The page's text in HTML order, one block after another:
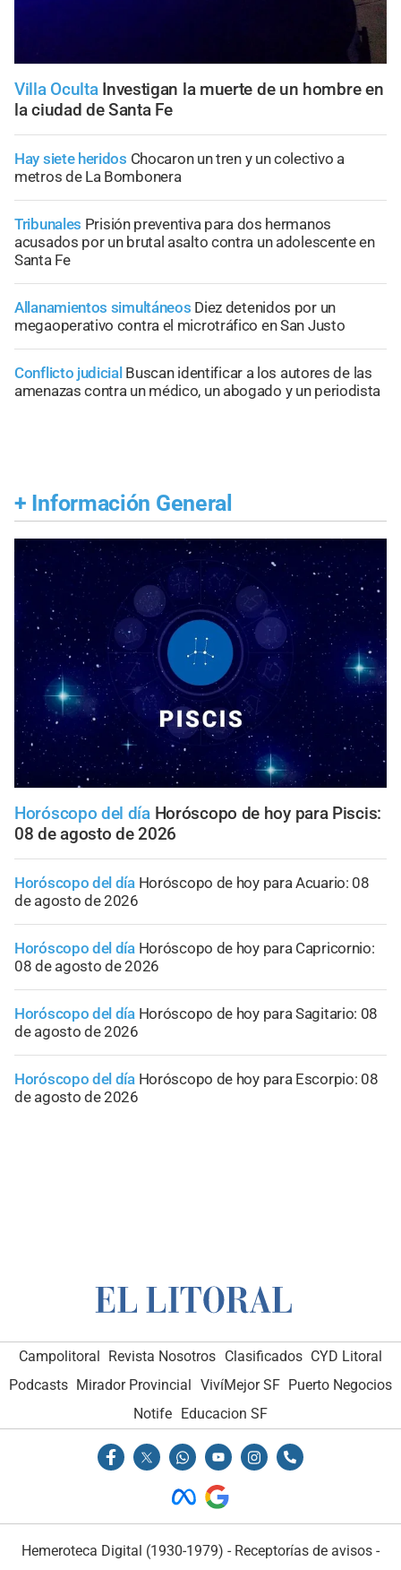
Villa Oculta Investigan la muerte de un hombre en
la ciudad de Santa Fe
Hay siete heridos Chocaron un tren y un colectivo a
metros de La Bombonera
Tribunales Prisión preventiva para dos hermanos
acusados por un brutal asalto contra un adolescente en
Santa Fe
Allanamientos simultáneos Diez detenidos por un
megaoperativo contra el microtráfico en San Justo
Conflicto judicial Buscan identificar a los autores de las
amenazas contra un médico, un abogado y un periodista
+ Información General
Horóscopo del día Horóscopo de hoy para Piscis:
08 de agosto de 2026
Horóscopo del día Horóscopo de hoy para Acuario: 08
de agosto de 2026
Horóscopo del día Horóscopo de hoy para Capricornio:
08 de agosto de 2026
Horóscopo del día Horóscopo de hoy para Sagitario: 08
de agosto de 2026
Horóscopo del día Horóscopo de hoy para Escorpio: 08
de agosto de 2026
Campolitoral Revista Nosotros Clasificados CYD Litoral
Podcasts Mirador Provincial VivíMejor SF Puerto Negocios
Notife Educacion SF
Hemeroteca Digital (1930-1979) - Receptorías de avisos -